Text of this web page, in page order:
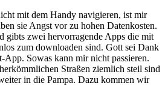
mit dem Handy navigieren, ist mir
sie Angst vor zu hohen Datenkosten.
gibts zwei hervorragende Apps die mit
zum downloaden sind. Gott sei Dank
App. Sowas kann mir nicht passieren.
Straßen ziemlich steil sind
in die Pampa. Dazu kommen wir